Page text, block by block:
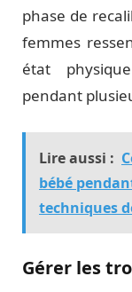
phase de
femmes
état
pendant
Lire aussi :
bébé
techniques
Gérer les